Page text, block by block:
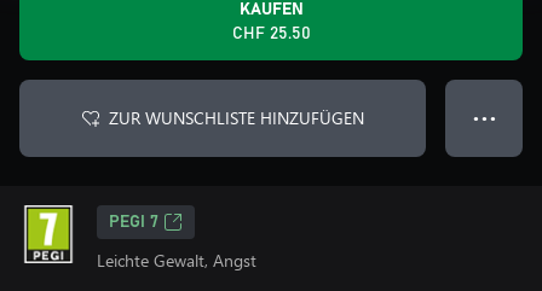
KAUFEN
CHF 25.50
ZUR WUNSCHLISTE HINZUFÜGEN ● ● ●
PEGI 7
Leichte Gewalt, Angst